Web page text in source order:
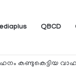
QBCD